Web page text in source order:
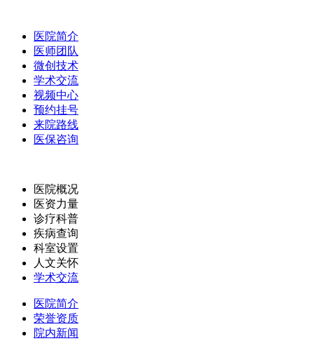
医院简介
医师团队
微创技术
学术交流
视频中心
预约挂号
来院路线
医保咨询
医院概况
医资力量
诊疗科普
疾病查询
科室设置
人文关怀
学术交流
医院简介
荣誉资质
院内新闻